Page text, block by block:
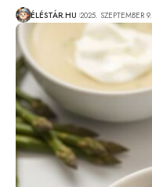
ÉLÉSTÁR.HU 2025. SZEPTEMBER 9.